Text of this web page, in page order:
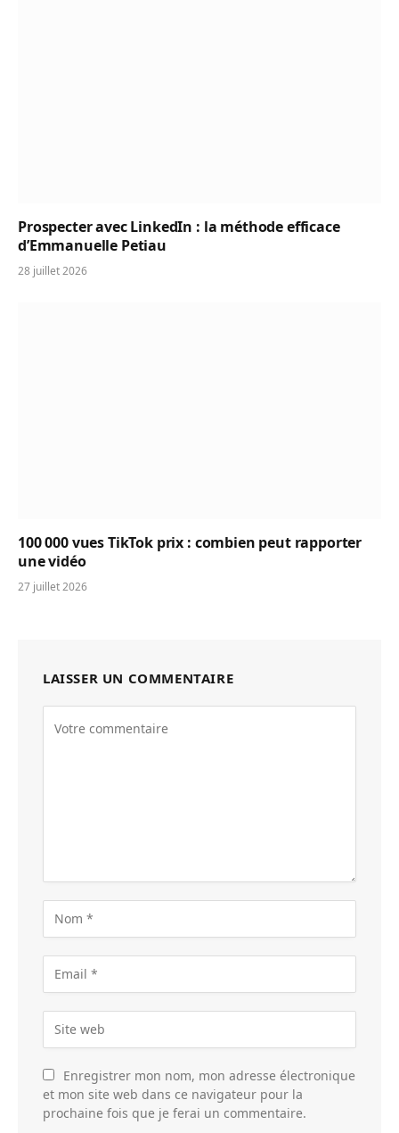
Prospecter avec LinkedIn : la méthode efficace
d’Emmanuelle Petiau
28 juillet 2026
100 000 vues TikTok prix : combien peut rapporter
une vidéo
27 juillet 2026
LAISSER UN COMMENTAIRE
Enregistrer mon nom, mon adresse électronique
et mon site web dans ce navigateur pour la
prochaine fois que je ferai un commentaire.